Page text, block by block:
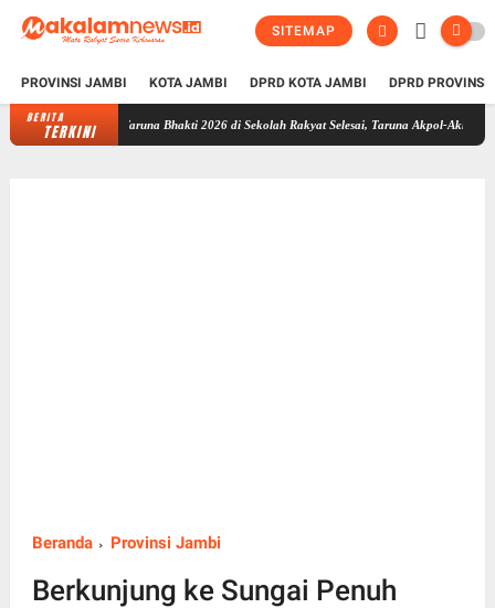
SITEMAP
PROVINSI JAMBI KOTA JAMBI DPRD KOTA JAMBI DPRD
BERITA
TERKINI
Taruna Bhakti 2026 di Sekolah Rakyat Selesai, Taruna Akpol-Akmil Tinggalkan
Beranda Provinsi Jambi
Berkunjung ke Sungai Penuh